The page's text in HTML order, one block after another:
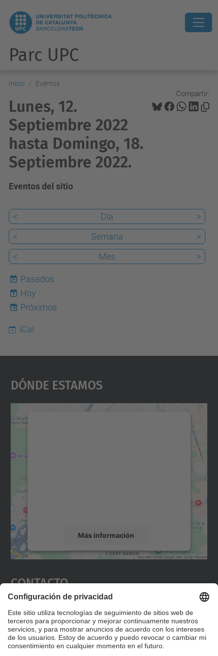
Parc UPC
Inicio Eventos
Compartir:
Lunes, 12.
Septiembre 2022
hasta Domingo, 18.
Septiembre 2022.
Eventos del sitio
< Día
>
<
Semana
>
<
Mes >
Pasados
8
Hoy
Próximos
iCal
Dónde Estamos
Más información
Aceptar
powered by
Contacto
Editad en la página "Contacto personalizado", que
encontraréis en la raíz de español, vuestros datos
personalizados de contacto.
Formulario de contacto